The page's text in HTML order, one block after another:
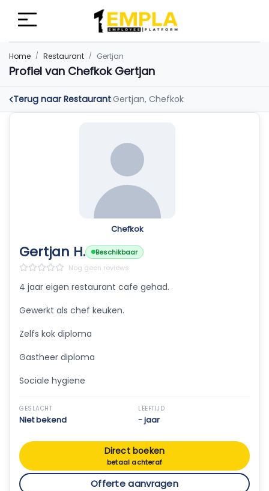
Home Restaurant Gertjan
Profiel van Chefkok Gertjan
Terug naar Restaurant|Gertjan, Chefkok
Chefkok
Gertjan H.
Beschikbaar
Nog geen reviews
4 jaar eigen restaurant cafe gehad.
Gewerkt als chef keuken.
Zelfs kok diploma
Gastheer diploma
Sociale hygiene
GESLACHT
Niet bekend
LEEFTIJD
- jaar
Direct boeken
betaal achteraf
Offerte aanvragen